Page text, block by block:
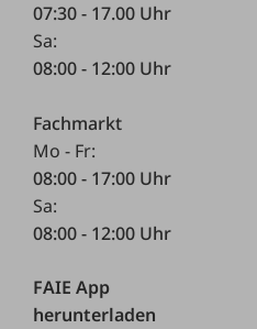
07:30 - 17.00 Uhr
Sa:
08:00 - 12:00 Uhr
Fachmarkt
Mo - Fr:
08:00 - 17:00 Uhr
Sa:
08:00 - 12:00 Uhr
FAIE App
herunterladen